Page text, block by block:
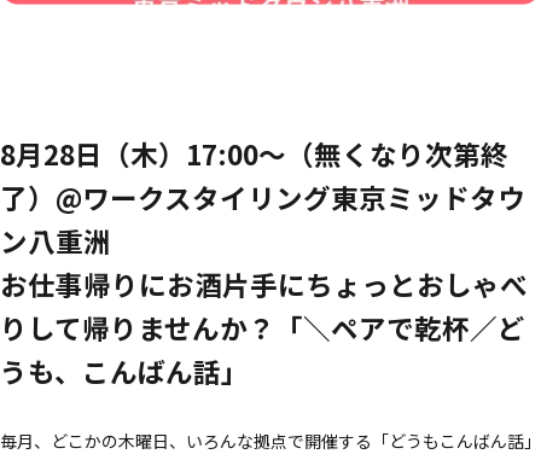
8月28日（木）17:00〜（無くなり次第終
了）@ワークスタイリング東京ミッドタウ
ン八重洲
お仕事帰りにお酒片手にちょっとおしゃべ
りして帰りませんか？「＼ペアで乾杯／ど
うも、こんばん話」
毎月、どこかの木曜日、いろんな拠点で開催する「どうもこんばん話」